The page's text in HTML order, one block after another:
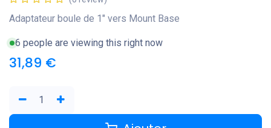
Adaptateur boule de 1" vers Mount Base
6 people are viewing this right now
31,89 €